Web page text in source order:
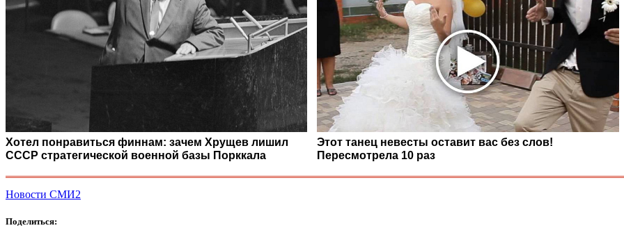
Хотел понравиться финнам: зачем Хрущев лишил
СССР стратегической военной базы Порккала
Этот танец невесты оставит вас без слов!
Пересмотрела 10 раз
Новости СМИ2
Поделиться: